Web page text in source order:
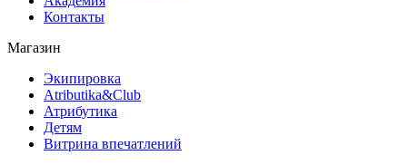
Контакты
Магазин
Экипировка
Atributika&Club
Атрибутика
Детям
Витрина впечатлений